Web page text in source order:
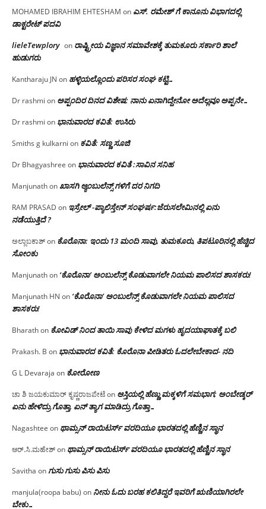
MOHAMED IBRAHIM EHTESHAM on ಎಸ್. ರಮೇಶ್ ಗೆ ಕಾನೂನು ವಿಭಾಗದಲ್ಲಿ
ಡಾಕ್ಟರೇಟ್ ಪದವಿ
lieleTewplory on ರಾಷ್ಟ್ರೀಯ ವಿಜ್ಞಾನ ಸಮಾವೇಶಕ್ಕೆ‌ ತುಮಕೂರು ಸರ್ಕಾರಿ ಶಾಲೆ
ಹುಡುಗರು
Kantharaju JN on ಹಳ್ಳಿಯಲ್ಲೊಂದು ಪರಿಸರ ಸಂಘ ಕಟ್ಟಿ…
Dr rashmi on ಅಪ್ಪಂದಿರ ದಿನದ ವಿಶೇಷ: ನಾನು ಏನಾಗಿದ್ದೇನೋ‌ ಅದೆಲ್ಲವೂ ಅಪ್ಪನೇ…
Dr rashmi on ಭಾನುವಾರದ ಕವಿತೆ: ಉಸಿರು
Smiths g kulkarni on ಕವಿತೆ: ಸಣ್ಣ ಸೂಜಿ
Dr Bhagyashree on ಭಾನುವಾರದ ಕವಿತೆ :ಸಾವಿನ ಸನಿಹ
Manjunathonಖಾಸಗಿ ಆ್ಯಂಬುಲೆನ್ಸ್ ಗಳಿಗೆ ದರ ನಿಗದಿ
RAM PRASAD on ಇಸ್ರೇಲ್ -ಪ್ಯಾಲಿಸ್ತೇನ್ ಸಂಘರ್ಷ:ಜೆರುಸಲೇಮಿನಲ್ಲಿ ಏನು
ನಡೆಯುತ್ತಿದೆ ?
ಅಲ್ಲಾಬಕಾಶ್on ಕೊರೊನಾ: ಇಂದು 13 ಮಂದಿ ಸಾವು, ತುಮಕೂರು, ತಿಪಟೂರಿನಲ್ಲಿ ಹೆಚ್ಚಿದ
ಸೋಂಕು
Manjunathon ‘ಕೊರೊನಾ’ ಅಂಬುಲೆನ್ಸ್ ಕೊಡುವಾಗಲೇ ನಿಯಮ ಪಾಲಿಸದ ಶಾಸಕರು!
Manjunath HN on ‘ಕೊರೊನಾ’ ಅಂಬುಲೆನ್ಸ್ ಕೊಡುವಾಗಲೇ ನಿಯಮ ಪಾಲಿಸದ
ಶಾಸಕರು!
Bharathon ಕೋವಿಡ್ ನಿಂದ ತಾಯಿ ಸಾವು ಕೇಳಿದ ಮಗಳು ಹೃದಯಾಘಾತಕ್ಕೆ ಬಲಿ
Prakash. B on ಭಾನುವಾರದ ಕವಿತೆ: ಕೊರೊನಾ ಪೀಡಿತರು ಓದಲೇಬೇಕಾದ- ನದಿ
G L Devaraja on ಕೋರೋಣ
ಚಾ ಶಿ ಜಯಕುಮಾರ್ ಕೃಷ್ಣರಾಜಪೇಟೆon ಆಸ್ತಿಯಲ್ಲಿ ಹೆಣ್ಣು ಮಕ್ಕಳಿಗೆ ಸಮಭಾಗ; ಅಂಬೇಡ್ಕರ್
ಏನು ಹೇಳಿದ್ರು ಗೊತ್ತಾ, ಏನ್ ತ್ಯಾಗ ಮಾಡಿದ್ರು ಗೊತ್ತಾ…
Nagashtee on ಥಾಮ್ಸನ್ ರಾಯಿಟರ್ಸ್ ವರದಿಯೂ ಭಾರತದಲ್ಲಿ ಹೆಣ್ಣಿನ ಸ್ಥಾನ‌
ಆರ್.ಸಿ.ಮಹೇಶ್on ಥಾಮ್ಸನ್ ರಾಯಿಟರ್ಸ್ ವರದಿಯೂ ಭಾರತದಲ್ಲಿ ಹೆಣ್ಣಿನ ಸ್ಥಾನ‌
Savitha onಗುಸು ಗುಸು ಪಿಸು ಪಿಸು
manjula(roopa babu) on ನೀನು ಓದು ಬರಹ ಕಲಿತಿದ್ದರೆ ಇವರಿಗೆ ಋಣಿಯಾಗಿರಲೇ
ಬೇಕು…